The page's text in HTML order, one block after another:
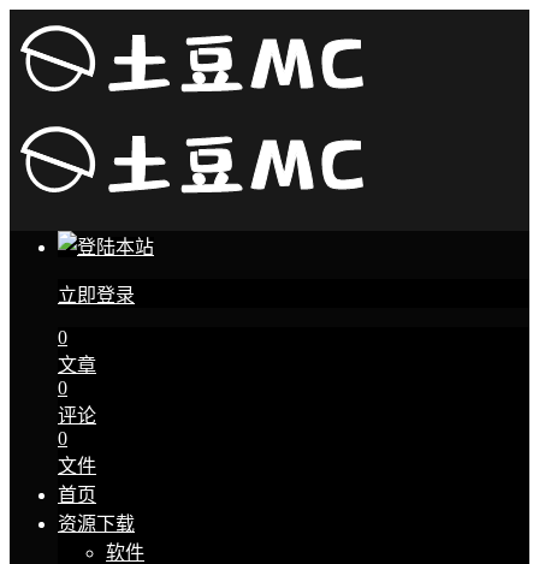
立即登录
0
文章
0
评论
0
文件
首页
资源下载
软件